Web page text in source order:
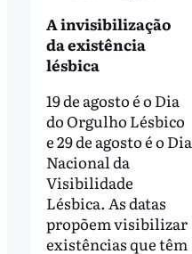
A invisibilização
da existência
lésbica
19 de agosto é o Dia
do Orgulho Lésbico
e 29 de agosto é o Dia
Nacional da
Visibilidade
Lésbica. As datas
propõem visibilizar
existências que têm